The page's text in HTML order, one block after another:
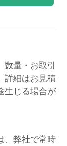
量・お取引
詳細はお見積
生じる場合が
、弊社で常時